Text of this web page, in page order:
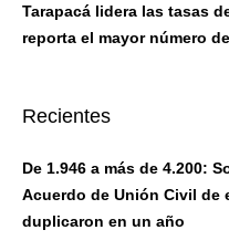
Tarapacá lidera las tasas
reporta el mayor número
Recientes
De 1.946 a más de 4.200:
Acuerdo de Unión Civil de
duplicaron en un año